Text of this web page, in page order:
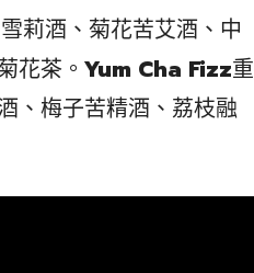
莉酒、菊花苦艾酒、中
花茶。Yum Cha Fizz重
、梅子苦精酒、荔枝融